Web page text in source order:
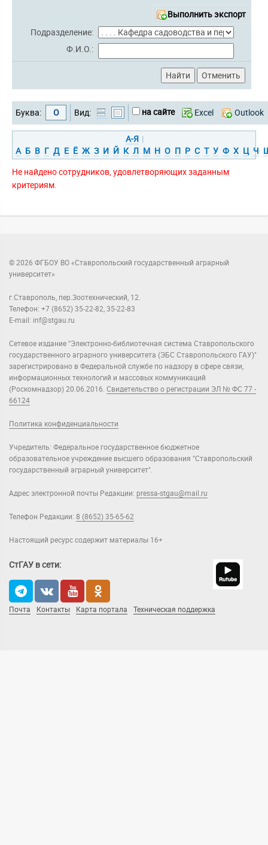
Выполнить экспорт
Подразделение:
Ф.И.О.:
Буква: О Вид: на сайте Excel Outlook
А-Я |
А Б В Г Д Е Ё Ж З И Й К Л М Н О П Р С Т У Ф Х Ц Ч
Не найдено сотрудников, удовлетворяющих заданным
критериям.
© 2026 ФГБОУ ВО «Ставропольский государственный аграрный
университет»
г.Ставрополь, пер.Зоотехнический, 12.
Телефон: +7 (8652) 35-22-82, 35-22-83
E-mail: inf@stgau.ru
Сетевое издание "Электронно-библиотечная система Ставропольского
государственного аграрного университета (ЭБС Ставропольского ГАУ)"
зарегистрировано в Федеральной службе по надзору в сфере связи,
информационных технологий и массовых коммуникаций
(Роскомнадзор) 20.06.2016. Свидетельство о регистрации ЭЛ № ФС 77 -
66124
Политика конфиденциальности
Учредитель: Федеральное государственное бюджетное
образовательное учреждение высшего образования "Ставропольский
государственный аграрный университет".
Адрес электронной почты Редакции: pressa-stgau@mail.ru
Телефон Редакции: 8 (8652) 35-65-62
Настоящий ресурс содержит материалы 16+
СтГАУ в сети:
Почта Контакты Карта портала Техническая поддержка